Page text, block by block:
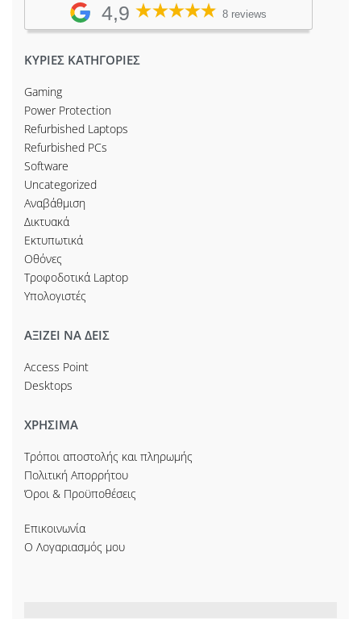
4,9 8 reviews
ΚΥΡΙΕΣ ΚΑΤΗΓΟΡΙΕΣ
Gaming
Power Protection
Refurbished Laptops
Refurbished PCs
Software
Uncategorized
Αναβάθμιση
Δικτυακά
Εκτυπωτικά
Οθόνες
Τροφοδοτικά Laptop
Υπολογιστές
ΑΞΙΖΕΙ ΝΑ ΔΕΙΣ
Access Point
Desktops
ΧΡΗΣΙΜΑ
Τρόποι αποστολής και πληρωμής
Πολιτική Απορρήτου
Όροι & Προϋποθέσεις
Επικοινωνία
Ο Λογαριασμός μου